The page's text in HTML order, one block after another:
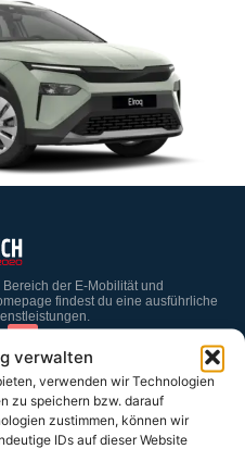
verwalten
verwenden wir Technologien
zu speichern bzw. darauf
zustimmen, können wir
IDs auf dieser Website
der E-Mobilität und
findest du eine ausführliche